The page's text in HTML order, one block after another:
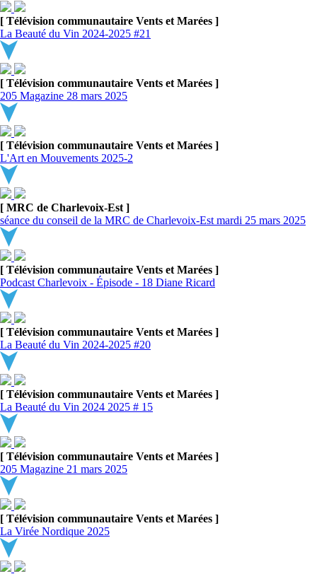
[ Télévision communautaire Vents et Marées ]
La Beauté du Vin 2024-2025 #21
[ Télévision communautaire Vents et Marées ]
205 Magazine 28 mars 2025
[ Télévision communautaire Vents et Marées ]
L'Art en Mouvements 2025-2
[ MRC de Charlevoix-Est ]
séance du conseil de la MRC de Charlevoix-Est mardi 25 mars 2025
[ Télévision communautaire Vents et Marées ]
Podcast Charlevoix - Épisode - 18 Diane Ricard
[ Télévision communautaire Vents et Marées ]
La Beauté du Vin 2024-2025 #20
[ Télévision communautaire Vents et Marées ]
La Beauté du Vin 2024 2025 # 15
[ Télévision communautaire Vents et Marées ]
205 Magazine 21 mars 2025
[ Télévision communautaire Vents et Marées ]
La Virée Nordique 2025